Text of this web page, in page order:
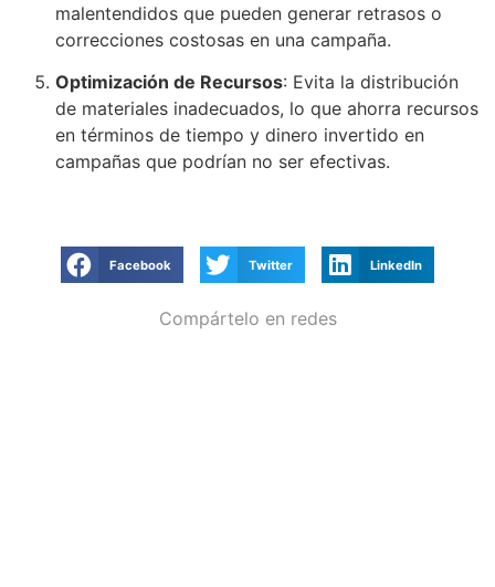
malentendidos que pueden generar retrasos o
correcciones costosas en una campaña.
Optimización de Recursos: Evita la distribución
de materiales inadecuados, lo que ahorra recursos
en términos de tiempo y dinero invertido en
campañas que podrían no ser efectivas.
Facebook Twitter LinkedIn
Compártelo en redes